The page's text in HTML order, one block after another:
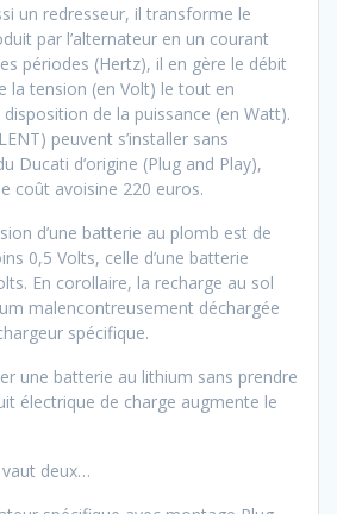
un redresseur, il transforme le
par l’alternateur en un courant
périodes (Hertz), il en gère le débit
la tension (en Volt) le tout en
de la puissance (en Watt).
peuvent s’installer sans
Ducati d’origine (Plug and Play),
coût avoisine 220 euros.
d’une batterie au plomb est de
0,5 Volts, celle d’une batterie
En corollaire, la recharge au sol
malencontreusement déchargée
spécifique.
une batterie au lithium sans prendre
électrique de charge augmente le
deux…